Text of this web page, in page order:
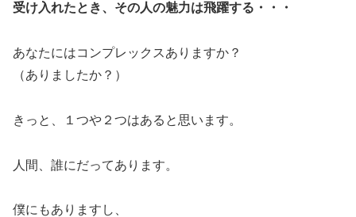
受け入れたとき、その人の魅力は飛躍する・・・
あなたにはコンプレックスありますか？
（ありましたか？）
きっと、１つや２つはあると思います。
人間、誰にだってあります。
僕にもありますし、